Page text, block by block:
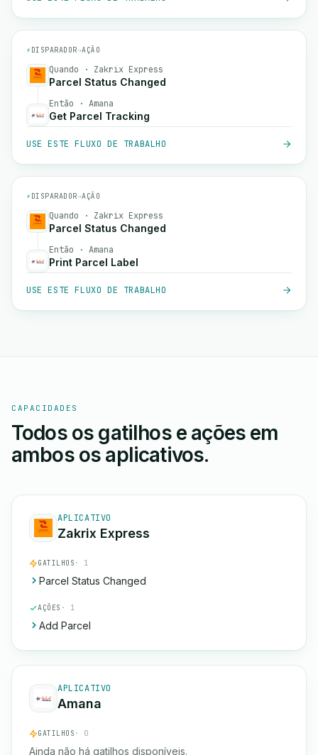
⚡ DISPARADOR→AÇÃO
Quando · Zakrix Express
Parcel Status Changed
Então · Amana
Get Parcel Tracking
USE ESTE FLUXO DE TRABALHO
⚡ DISPARADOR→AÇÃO
Quando · Zakrix Express
Parcel Status Changed
Então · Amana
Print Parcel Label
USE ESTE FLUXO DE TRABALHO
CAPACIDADES
Todos os gatilhos e ações em
ambos os aplicativos.
APLICATIVO
Zakrix Express
GATILHOS · 1
Parcel Status Changed
AÇÕES · 1
Add Parcel
APLICATIVO
Amana
GATILHOS · 0
Ainda não há gatilhos disponíveis.